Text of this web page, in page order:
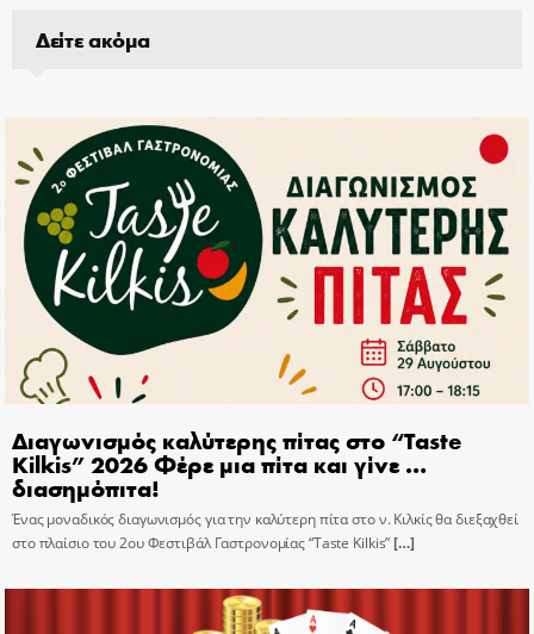
Δείτε ακόμα
Διαγωνισμός καλύτερης πίτας στο “Taste
Kilkis” 2026 Φέρε μια πίτα και γίνε …
διασημόπιτα!
Ένας μοναδικός διαγωνισμός για την καλύτερη πίτα στο ν. Κιλκίς θα διεξαχθεί
στο πλαίσιο του 2ου Φεστιβάλ Γαστρονομίας “Taste Kilkis”[…]